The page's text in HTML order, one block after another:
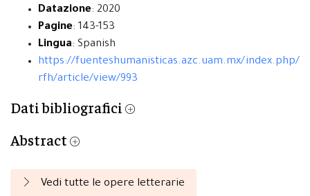
Datazione: 2020
Pagine: 143-153
Lingua: Spanish
https://fuenteshumanisticas.azc.uam.mx/index.php/
rfh/article/view/993
Dati bibliografici
Abstract
Vedi tutte le opere letterarie